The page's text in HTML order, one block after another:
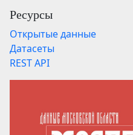
Ресурсы
Открытые данные
Датасеты
REST API